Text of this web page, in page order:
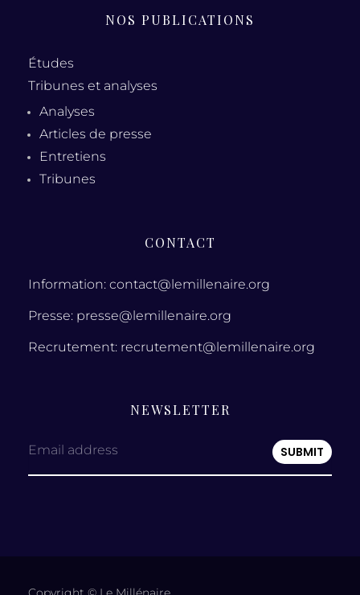
NOS PUBLICATIONS
Études
Tribunes et analyses
Analyses
Articles de presse
Entretiens
Tribunes
CONTACT
Information: contact@lemillenaire.org
Presse: presse@lemillenaire.org
Recrutement: recrutement@lemillenaire.org
NEWSLETTER
Email address